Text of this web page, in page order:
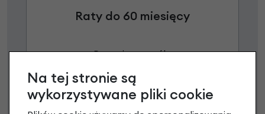
Raty do 60 miesięcy
Poznaj szczegóły
Na tej stronie są
wykorzystywane pliki cookie